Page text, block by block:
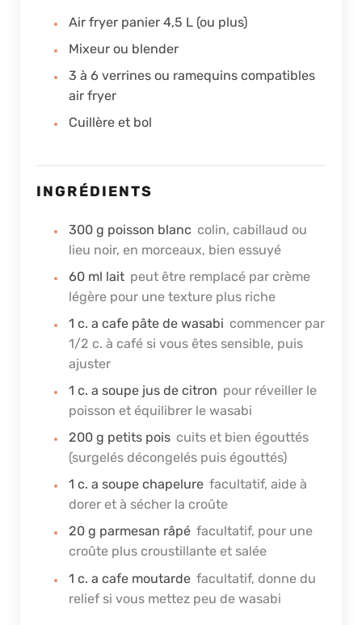
Air fryer panier 4,5 L (ou plus)
Mixeur ou blender
3 à 6 verrines ou ramequins compatibles
air fryer
Cuillère et bol
INGRÉDIENTS
300 g poisson blanc colin, cabillaud ou
lieu noir, en morceaux, bien essuyé
60 ml lait peut être remplacé par crème
légère pour une texture plus riche
1 c. a cafe pâte de wasabi commencer par
1/2 c. à café si vous êtes sensible, puis
ajuster
1 c. a soupe jus de citron pour réveiller le
poisson et équilibrer le wasabi
200 g petits pois cuits et bien égouttés
(surgelés décongelés puis égouttés)
1 c. a soupe chapelure facultatif, aide à
dorer et à sécher la croûte
20 g parmesan râpé facultatif, pour une
croûte plus croustillante et salée
1 c. a cafe moutarde facultatif, donne du
relief si vous mettez peu de wasabi